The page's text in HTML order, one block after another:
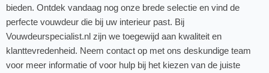
bieden. Ontdek vandaag nog onze brede selectie en vind de
perfecte vouwdeur die bij uw interieur past. Bij
Vouwdeurspecialist.nl zijn we toegewijd aan kwaliteit en
klanttevredenheid. Neem contact op met ons deskundige team
voor meer informatie of voor hulp bij het kiezen van de juiste